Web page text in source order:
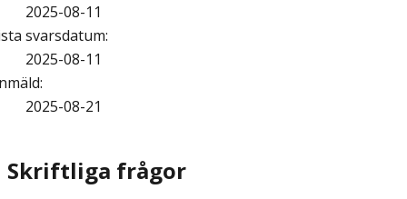
2025-08-11
svarsdatum:
2025-08-11
:
2025-08-21
Skriftliga frågor